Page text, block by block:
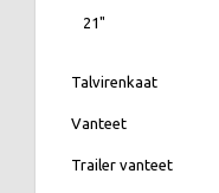
21"
Talvirenkaat
Vanteet
Trailer vanteet